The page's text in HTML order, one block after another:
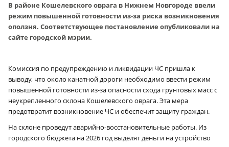
В районе Кошелевского оврага в Нижнем Новгороде ввели
режим повышенной готовности из-за риска возникновения
оползня. Соответствующее постановление опубликовали на
сайте городской мэрии.
Комиссия по предупреждению и ликвидации ЧС пришла к
выводу, что около канатной дороги необходимо ввести режим
повышенной готовности из-за опасности схода грунтовых масс с
неукрепленного склона Кошелевского оврага. Эта мера
предотвратит возникновение ЧС и обеспечит защиту граждан.
На склоне проведут аварийно-восстановительные работы. Из
городского бюджета на 2026 год выделят деньги на устройство